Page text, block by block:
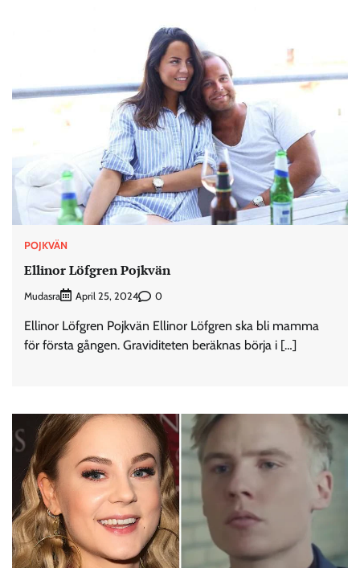
POJKVÄN
Ellinor Löfgren Pojkvän
Mudasra April 25, 2024 0
Ellinor Löfgren Pojkvän Ellinor Löfgren ska bli mamma
för första gången. Graviditeten beräknas börja i […]